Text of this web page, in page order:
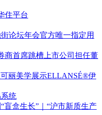
住平台
论坛年会官方唯一指定用
商首席跳槽上市公司担任董
丽美学展示ELLANSÉ®伊
统
盲盒生长”｜“沪市新质生产